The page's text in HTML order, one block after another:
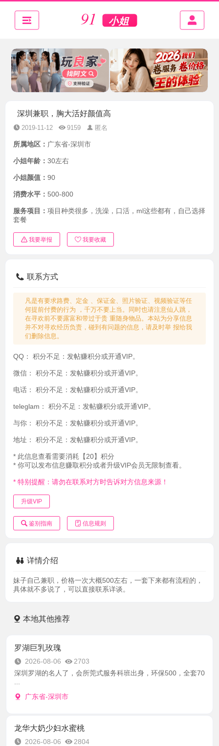
深圳兼职，胸大活好颜值高
2019-11-12 9159 匿名
所属地区： 广东省-深圳市
小姐年龄： 30左右
小姐颜值： 90
消费水平： 500-800
服务项目： 项目种类很多，洗澡，口活，ml这些都有，自己选择
套餐
我要举报 我要收藏
联系方式
凡是有要求路费、定金 、保证金、照片验证、视频验证等任
何提前付费的行为 ，千万不要上当。同时也请注意仙人跳，
在寻欢前不要露富和带过于贵 重随身物品。本站为分享信息
并不对寻欢经历负责，碰到有问题的信息，请及时举 报给我
们删除信息。
QQ： 积分不足：发帖赚积分或开通VIP。
微信： 积分不足：发帖赚积分或开通VIP。
电话： 积分不足：发帖赚积分或开通VIP。
teleglam： 积分不足：发帖赚积分或开通VIP。
与你： 积分不足：发帖赚积分或开通VIP。
地址： 积分不足：发帖赚积分或开通VIP。
* 此信息查看需要消耗【20】积分
* 你可以发布信息赚取积分或者升级VIP会员无限制查看。
* 特别提醒：请勿在联系对方时告诉对方信息来源！
升级VIP
鉴别指南 信息规则
详情介绍
妹子自己兼职，价格一次大概500左右，一套下来都有流程的，
具体就不多说了，可以直接联系详谈。
本地其他推荐
罗湖巨乳玫瑰
2026-08-06
2703
深圳罗湖的名人了，会所莞式服务科班出身，环保500，全套70
...
广东省-深圳市
龙华大奶少妇水蜜桃
2026-08-06
2804